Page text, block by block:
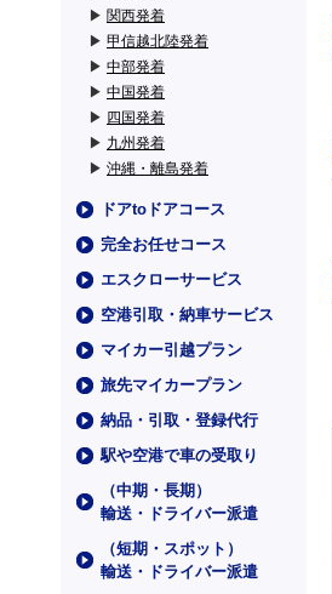
▶ 関西発着
▶ 甲信越北陸発着
▶ 中部発着
▶ 中国発着
▶ 四国発着
▶ 九州発着
▶ 沖縄・離島発着
ドアtoドアコース
完全お任せコース
エスクローサービス
空港引取・納車サービス
マイカー引越プラン
旅先マイカープラン
納品・引取・登録代行
駅や空港で車の受取り
（中期・⻑期）
輸送・ドライバー派遣
（短期・スポット）
輸送・ドライバー派遣